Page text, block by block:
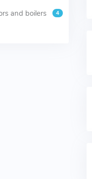
4
and boilers